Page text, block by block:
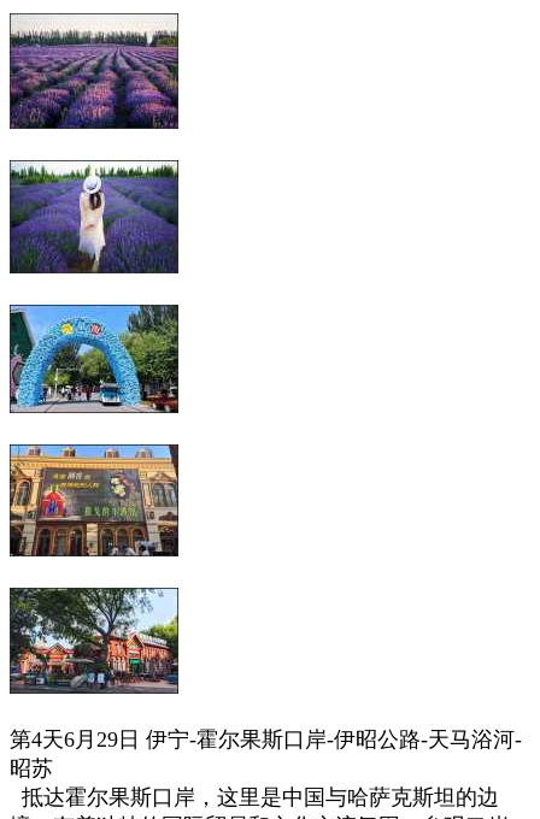
第4天6月29日 伊宁-霍尔果斯口岸-伊昭公路-天马浴河-
昭苏
抵达霍尔果斯口岸，这里是中国与哈萨克斯坦的边